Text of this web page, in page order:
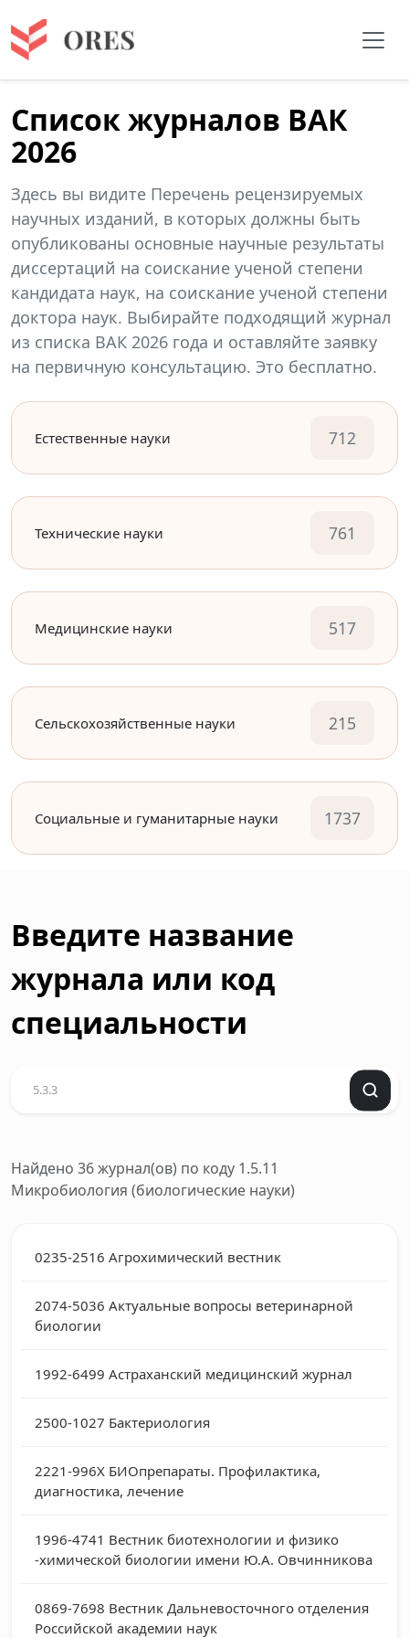
Список журналов ВАК
2026
Здесь вы видите Перечень рецензируемых
научных изданий, в которых должны быть
опубликованы основные научные результаты
диссертаций на соискание ученой степени
кандидата наук, на соискание ученой степени
доктора наук. Выбирайте подходящий журнал
из списка ВАК 2026 года и оставляйте заявку
на первичную консультацию. Это бесплатно.
Естественные науки 712
Технические науки 761
Медицинские науки 517
Сельскохозяйственные науки 215
Социальные и гуманитарные науки 1737
Введите название
журнала или код
специальности
Найдено 36 журнал(ов) по коду 1.5.11
Микробиология (биологические науки)
0235-2516 Агрохимический вестник
2074-5036 Актуальные вопросы ветеринарной
биологии
1992-6499 Астраханский медицинский журнал
2500-1027 Бактериология
2221-996X БИОпрепараты. Профилактика,
диагностика, лечение
1996-4741 Вестник биотехнологии и физико
-химической биологии имени Ю.А. Овчинникова
0869-7698 Вестник Дальневосточного отделения
Российской академии наук